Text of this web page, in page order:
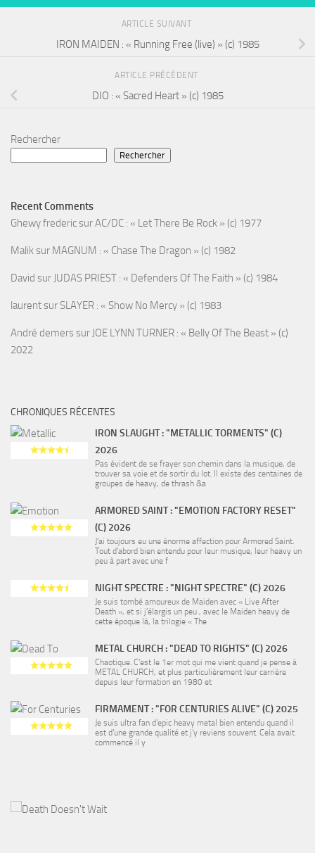
ARTICLE SUIVANT
IRON MAIDEN : « Running Free (live) » (c) 1985
ARTICLE PRÉCÉDENT
DIO : « Sacred Heart » (c) 1985
Rechercher
Rechercher
Recent Comments
Ghewy fredericsurAC/DC : « Let There Be Rock » (c) 1977
Maliksur MAGNUM : « Chase The Dragon » (c) 1982
David sur JUDAS PRIEST : « Defenders Of The Faith » (c) 1984
laurentsur SLAYER : « Show No Mercy » (c) 1983
André demerssur JOE LYNN TURNER : « Belly Of The Beast » (c)
2022
CHRONIQUES RÉCENTES
IRON SLAUGHT : "METALLIC TORMENTS" (C)
2026
Pas évident de se frayer son chemin dans la musique, de
trouver sa voie et de sortir du lot. Il existe des centaines de
groupes de heavy, de thrash &a
ARMORED SAINT : "EMOTION FACTORY RESET"
(C) 2026
J’ai toujours eu une énorme affection pour Armored Saint.
Tout d’abord bien entendu pour leur musique, leur heavy un
peu à part avec une f
NIGHT SPECTRE : "NIGHT SPECTRE" (C) 2026
Je suis tombé amoureux de Maiden avec « Live After
Death », et si j’élargis un peu , avec le Maiden heavy de
cette époque là, la trilogie « The
METAL CHURCH : "DEAD TO RIGHTS" (C) 2026
Chaotique. C’est le 1er mot qui me vient quand je pense à
METAL CHURCH, et plus particulièrement leur carrière
depuis leur formation en 1980 et
FIRMAMENT : "FOR CENTURIES ALIVE" (C) 2025
Je suis ultra fan d’epic heavy metal bien entendu quand il
est d’une grande qualité et j’y reviens souvent. Cela avait
commencé il y